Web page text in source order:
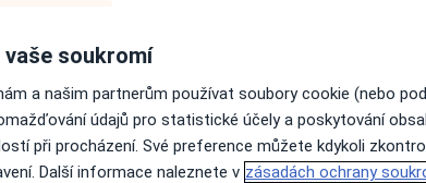
Dnes
8 Srpen
Zítra
9 Srpen
Po
10 Srpen
Út
11
vaše soukromí
a našim partnerům používat soubory cookie (nebo
údajů pro statistické účely a poskytování
při procházení. Své preference můžete kdykoli
Další informace naleznete v zásadách ochrany